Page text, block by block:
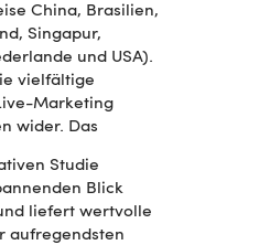
China, Brasilien,
Singapur,
und USA).
vielfältige
Marketing
wider. Das
Studie
Blick
liefert wertvolle
aufregendsten